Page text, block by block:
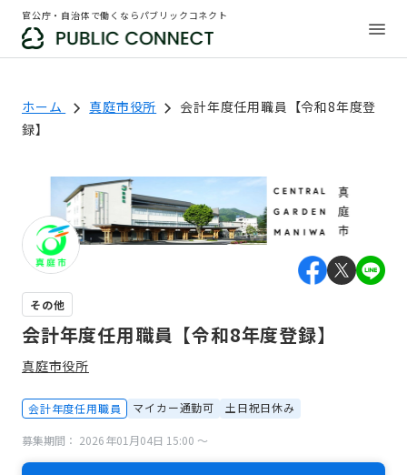
官公庁・自治体で働くならパブリックコネクト
ホーム 真庭市役所
会計年度任用職員【令和8年度登
録】
その他
会計年度任用職員【令和8年度登録】
真庭市役所
会計年度任用職員 マイカー通勤可 土日祝日休み
募集期間： 2026年01月04日 15:00 〜